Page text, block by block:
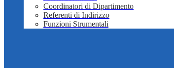
Coordinatori di Dipartimento
Referenti di Indirizzo
Funzioni Strumentali